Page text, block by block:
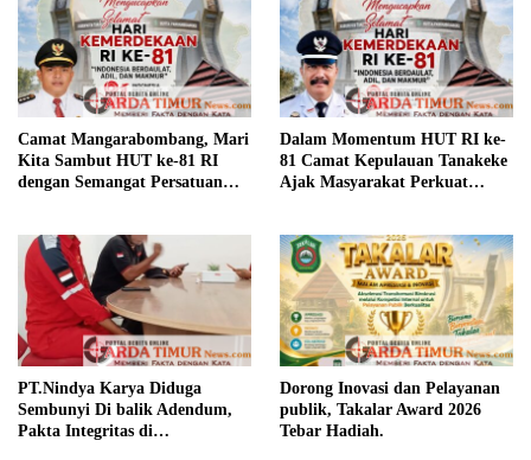
Camat Mangarabombang, Mari
Kita Sambut HUT ke-81 RI
dengan Semangat Persatuan
Dalam Momentum HUT RI ke-
81 Camat Kepulauan Tanakeke
Ajak Masyarakat Perkuat
PT.Nindya Karya Diduga
Sembunyi Di balik Adendum,
Pakta Integritas di
Dorong Inovasi dan Pelayanan
publik, Takalar Award 2026
Tebar Hadiah.